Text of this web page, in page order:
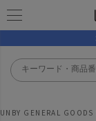
UNBY GENERAL GOODS